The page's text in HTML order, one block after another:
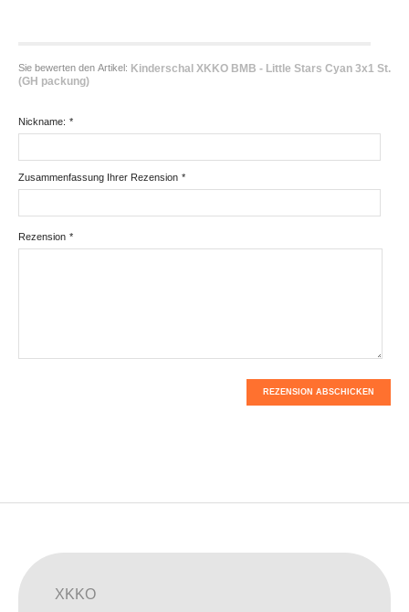
Sie bewerten den Artikel: Kinderschal XKKO BMB - Little Stars Cyan 3x1 St.
(GH packung)
*
Nickname:
*
Zusammenfassung Ihrer Rezension
*
Rezension
REZENSION ABSCHICKEN
XKKO